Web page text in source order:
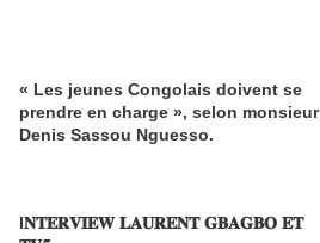
« Les jeunes Congolais doivent se
prendre en charge », selon monsieur
Denis Sassou Nguesso.
I𝐍𝐓𝐄𝐑𝐕𝐈𝐄𝐖 𝐋𝐀𝐔𝐑𝐄𝐍𝐓 𝐆𝐁𝐀𝐆𝐁𝐎 𝐄𝐓